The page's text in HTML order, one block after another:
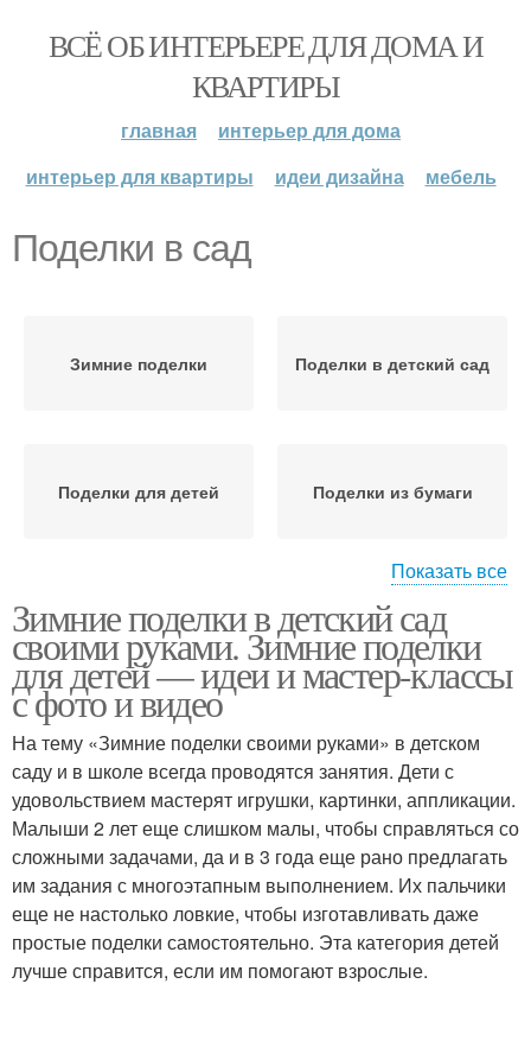
ВСЁ ОБ ИНТЕРЬЕРЕ ДЛЯ ДОМА И
КВАРТИРЫ
главная
интерьер для дома
интерьер для квартиры
идеи дизайна мебель
Поделки в сад
Зимние поделки Поделки в детский сад
Поделки для детей Поделки из бумаги
Объемная поделка Поделки из шишек
Поделка в садик Зимняя поделка
Поделки в садик Варежки в детский сад
Показать все
Зимние поделки в детский сад
своими руками. Зимние поделки
для детей — идеи и мастер-классы
с фото и видео
На тему «Зимние поделки своими руками» в детском
саду и в школе всегда проводятся занятия. Дети с
удовольствием мастерят игрушки, картинки, аппликации.
Малыши 2 лет еще слишком малы, чтобы справляться со
сложными задачами, да и в 3 года еще рано предлагать
им задания с многоэтапным выполнением. Их пальчики
еще не настолько ловкие, чтобы изготавливать даже
простые поделки самостоятельно. Эта категория детей
лучше справится, если им помогают взрослые.